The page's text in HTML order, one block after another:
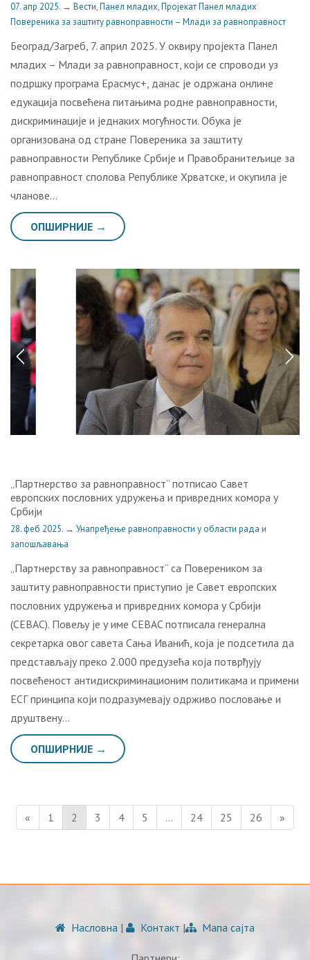
07. апр 2025. → Вести,Панел младих,Пројекат Панел младих
Повереника за заштиту равноправности – Млади за равноправност
Београд/Загреб, 7. април 2025. У оквиру пројекта Панел
младих – Млади за равноправност, који се спроводи уз
подршку програма Ерасмус+, данас је одржана онлине
едукација посвећена питањима родне равноправности,
дискриминације и једнаких могућности. Обука је
организована од стране Повереника за заштиту
равноправности Републике Србије и Правобранитељице за
равноправност сполова Републике Хрватске, и окупила је
чланове…
ОПШИРНИЈЕ →
„Партнерство за равноправност“ потписао Савет
европских пословних удружења и привредних комора у
Србији
28. феб 2025. → Унапређење равноправности у области рада и
запошљавања
„Партнерству за равноправност“ са Повереником за
заштиту равноправности приступио је Савет европских
пословних удружења и привредних комора у Србији
(CEBAC). Повељу је у име CEBAC потписала генерална
секретарка овог савета Сања Иванић, која је подсетила да
представљају преко 2.000 предузећа која потврђују
посвећеност антидискриминационим политикама и примени
ЕСГ принципа који подразумевају одрживо пословање и
друштвену…
ОПШИРНИЈЕ →
« 1 2 3 4 5 … 24 25 26 »
Насловна | Контакт | Мапа сајта